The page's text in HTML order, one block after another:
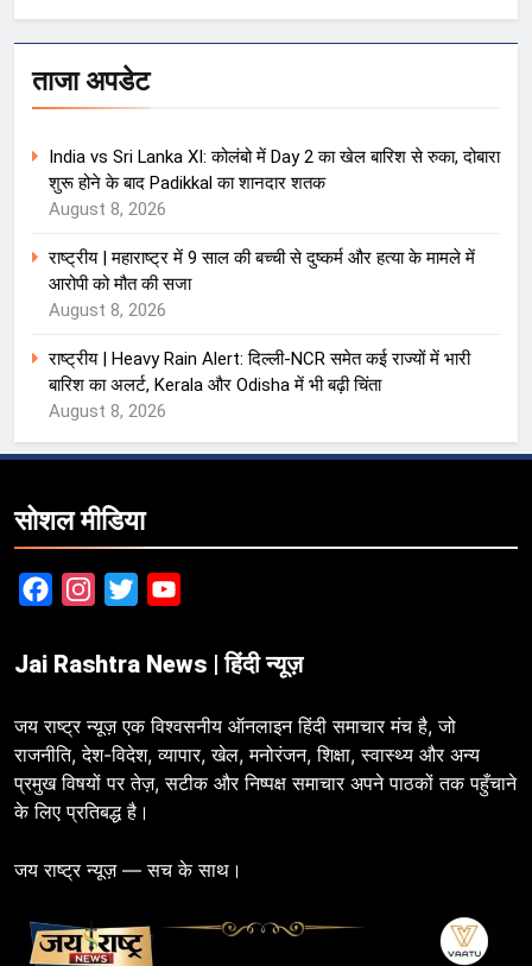
ताजा अपडेट
India vs Sri Lanka XI: कोलंबो में Day 2 का खेल बारिश से रुका, दोबारा
शुरू होने के बाद Padikkal का शानदार शतक
August 8, 2026
राष्ट्रीय | महाराष्ट्र में 9 साल की बच्ची से दुष्कर्म और हत्या के मामले में
आरोपी को मौत की सजा
August 8, 2026
राष्ट्रीय | Heavy Rain Alert: दिल्ली-NCR समेत कई राज्यों में भारी
बारिश का अलर्ट, Kerala और Odisha में भी बढ़ी चिंता
August 8, 2026
सोशल मीडिया
FacebookInstagram
Twitter
Jai Rashtra News | हिंदी न्यूज़
जय राष्ट्र न्यूज़ एक विश्वसनीय ऑनलाइन हिंदी समाचार मंच है, जो
राजनीति, देश-विदेश, व्यापार, खेल, मनोरंजन, शिक्षा, स्वास्थ्य और अन्य
प्रमुख विषयों पर तेज़, सटीक और निष्पक्ष समाचार अपने पाठकों तक पहुँचाने
के लिए प्रतिबद्ध है।
जय राष्ट्र न्यूज़ — सच के साथ।